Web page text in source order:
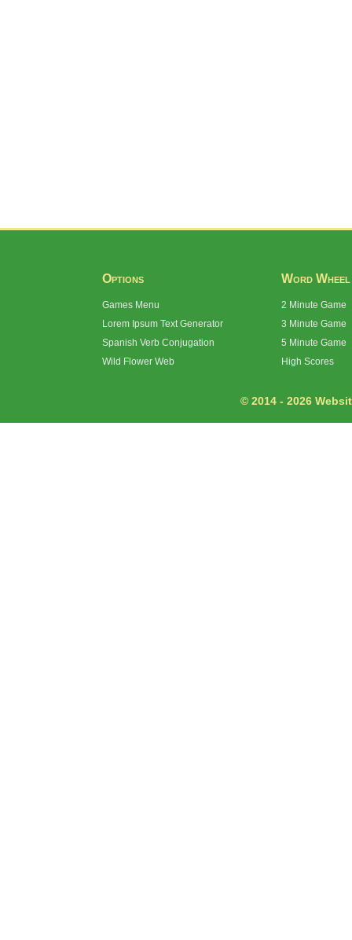
Options
Games Menu
Lorem Ipsum Text Generator
Spanish Verb Conjugation
Wild Flower Web
Word Wheel
2 Minute Game
3 Minute Game
5 Minute Game
High Scores
© 2014 - 2026